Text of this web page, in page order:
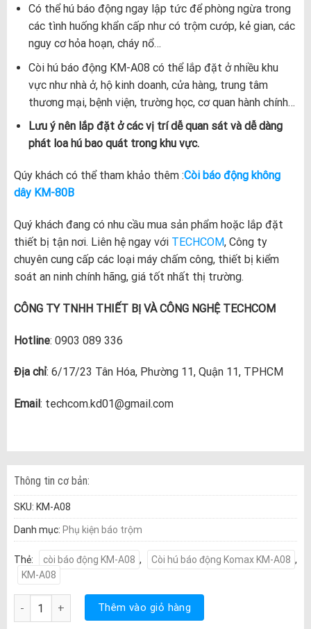
Có thể hú báo động ngay lập tức để phòng ngừa trong
các tình huống khẩn cấp như có trộm cướp, kẻ gian, các
nguy cơ hỏa hoạn, cháy nổ…
Còi hú báo động KM-A08 có thể lắp đặt ở nhiều khu
vực như nhà ở, hộ kinh doanh, cửa hàng, trung tâm
thương mại, bệnh viện, trường học, cơ quan hành chính…
Lưu ý nên lắp đặt ở các vị trí dễ quan sát và dễ dàng
phát loa hú bao quát trong khu vực.
Qúy khách có thể tham khảo thêm :Còi báo động không
dây KM-80B
Quý khách đang có nhu cầu mua sản phẩm hoặc lắp đặt
thiết bị tận nơi. Liên hệ ngay với TECHCOM, Công ty
chuyên cung cấp các loại máy chấm công, thiết bị kiểm
soát an ninh chính hãng, giá tốt nhất thị trường.
CÔNG TY TNHH THIẾT BỊ VÀ CÔNG NGHỆ TECHCOM
Hotline: 0903 089 336
Địa chỉ: 6/17/23 Tân Hóa, Phường 11, Quận 11, TPHCM
Email: techcom.kd01@gmail.com
Thông tin cơ bản:
SKU: KM-A08
Danh mục: Phụ kiện báo trộm
Thẻ: còi báo động KM-A08 , Còi hú báo động Komax KM-A08 ,
KM-A08
Còi hú báo động Komax KM-A08 số lượng
Thêm vào giỏ hàng